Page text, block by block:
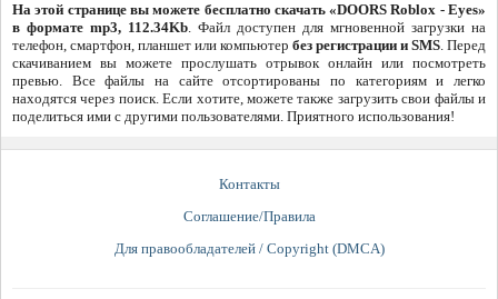
На этой странице вы можете бесплатно скачать «DOORS Roblox - Eyes»
в формате mp3, 112.34Kb. Файл доступен для мгновенной загрузки на
телефон, смартфон, планшет или компьютер без регистрации и SMS. Перед
скачиванием вы можете прослушать отрывок онлайн или посмотреть
превью. Все файлы на сайте отсортированы по категориям и легко
находятся через поиск. Если хотите, можете также загрузить свои файлы и
поделиться ими с другими пользователями. Приятного использования!
Контакты
Соглашение/Правила
Для правообладателей / Copyright (DMCA)